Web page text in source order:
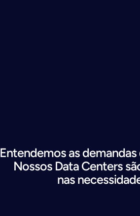
Entendemos as
Nossos Data Centers
nas